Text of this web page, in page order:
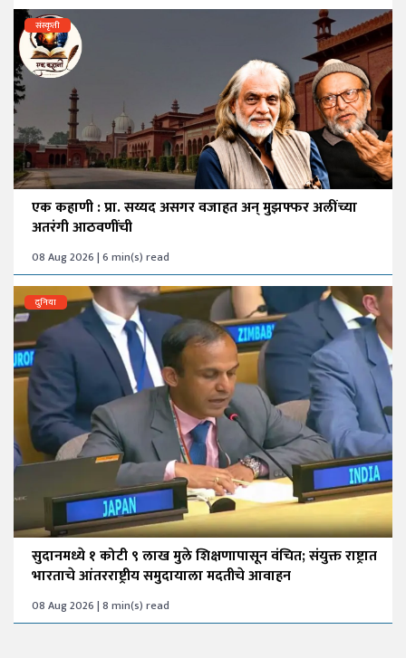
संस्कृती
एक कहाणी : प्रा. सय्यद असगर वजाहत अन् मुझफ्फर अलींच्या
अतरंगी आठवणींची
08 Aug 2026 | 6 min(s) read
दुनिया
सुदानमध्ये १ कोटी ९ लाख मुले शिक्षणापासून वंचित; संयुक्त राष्ट्रात
भारताचे आंतरराष्ट्रीय समुदायाला मदतीचे आवाहन
08 Aug 2026 | 8 min(s) read